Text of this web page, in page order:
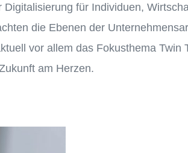
für Individuen,
die Ebenen der
vor allem das Fokusthema
am Herzen.